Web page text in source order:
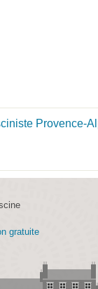
Provence-
gratuite